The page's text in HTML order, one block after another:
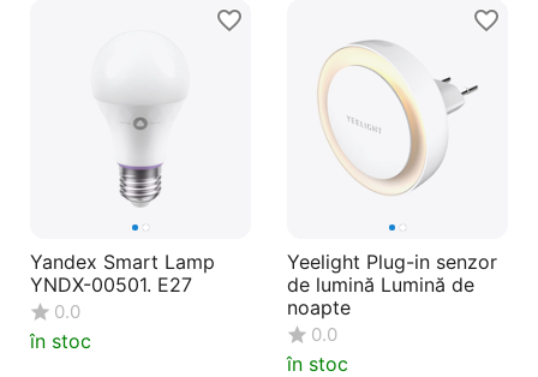
Yandex Smart Lamp
YNDX-00501. E27
0.0
în stoc
Yeelight Plug-in senzor
de lumină Lumină de
noapte
0.0
în stoc